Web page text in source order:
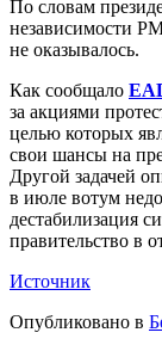
По словам
независимости
не оказывалось.
Как сообщало
за акциями
целью которых
свои шансы на
Другой задачей
в июле вотум
дестабилизация
правительство в
Источник
Опубликовано в